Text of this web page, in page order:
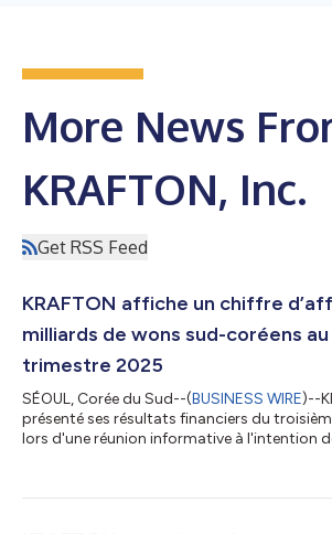
More News
KRAFTON, Inc.
Get RSS Feed
KRAFTON affiche un chiffre
milliards de wons sud-coréens
trimestre 2025
SÉOUL, Corée du Sud--(BUSINESS WIRE)--
présenté ses résultats financiers du
lors d'une réunion informative à l'intention
KRAFTON a enregistré un chiffre d’affaires